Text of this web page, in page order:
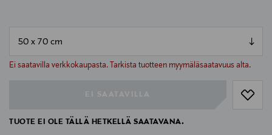
Ei saatavilla verkkokaupasta. Tarkista tuotteen myymäläsaatavuus alta.
null
TUOTE EI OLE TÄLLÄ HETKELLÄ SAATAVANA.